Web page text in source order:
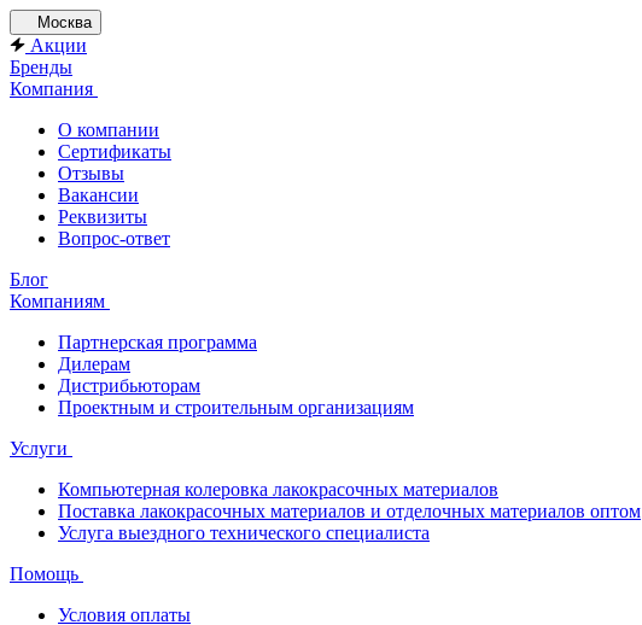
Москва
Акции
Бренды
Компания
О компании
Сертификаты
Отзывы
Вакансии
Реквизиты
Вопрос-ответ
Блог
Компаниям
Партнерская программа
Дилерам
Дистрибьюторам
Проектным и строительным организациям
Услуги
Компьютерная колеровка лакокрасочных материалов
Поставка лакокрасочных материалов и отделочных материалов оптом
Услуга выездного технического специалиста
Помощь
Условия оплаты